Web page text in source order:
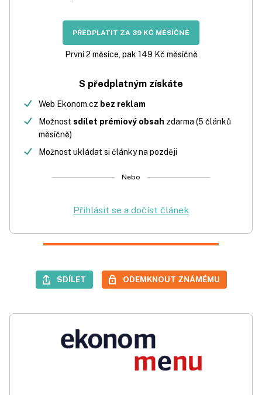
PŘEDPLATIT ZA 39 KČ MĚSÍČNĚ
První 2 měsíce, pak 149 Kč měsíčně
S předplatným získáte
Web Ekonom.cz bez reklam
Možnost sdílet prémiový obsah zdarma (5 článků
měsíčně)
Možnost ukládat si články na později
Nebo
Přihlásit se a dočíst článek
SDÍLET ODEMKNOUT ZNÁMÉMU